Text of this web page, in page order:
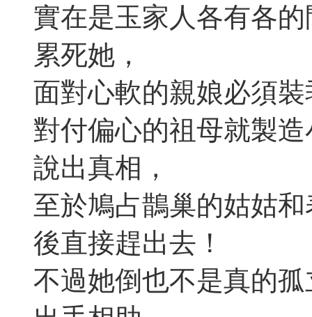
實在是玉家人各有各
累死她，
面對心軟的親娘必須
對付偏心的祖母就製
說出真相，
至於鳩占鵲巢的姑姑
後直接趕出去！
不過她倒也不是真的